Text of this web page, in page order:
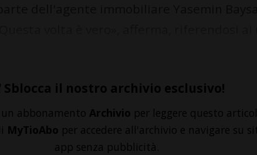
Sblocca il nostro archivio esclusivo!
abbonamento Archivio per leggere questo
MyTioAbo per accedere all'archivio e navigare su
app senza pubblicità.